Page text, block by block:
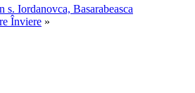
Iordanovca, Basarabeasca
Înviere »